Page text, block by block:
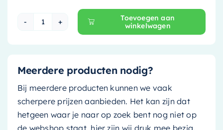
Mondiaz Waskom Onni - 55cm - jeans
Toevoegen aan
winkelwagen
Meerdere producten nodig?
Bij meerdere producten kunnen we vaak
scherpere prijzen aanbieden. Het kan zijn dat
hetgeen waar je naar op zoek bent nog niet op
de webshop staat, hier zijn wij druk mee bezig.